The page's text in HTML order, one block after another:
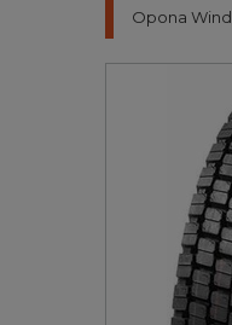
Opona